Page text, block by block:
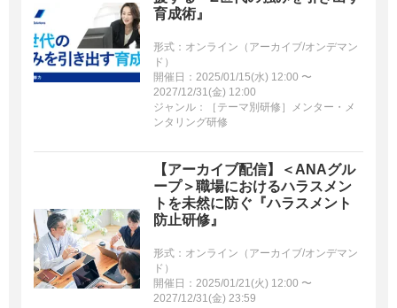
育成術』
形式：オンライン（アーカイブ/オンデマン
ド）
開催日：2025/01/15(水) 12:00 〜
2027/12/31(金) 12:00
ジャンル：［テーマ別研修］メンター・メ
ンタリング研修
【アーカイブ配信】＜ANAグル
ープ＞職場におけるハラスメン
トを未然に防ぐ『ハラスメント
防止研修』
形式：オンライン（アーカイブ/オンデマン
ド）
開催日：2025/01/21(火) 12:00 〜
2027/12/31(金) 23:59